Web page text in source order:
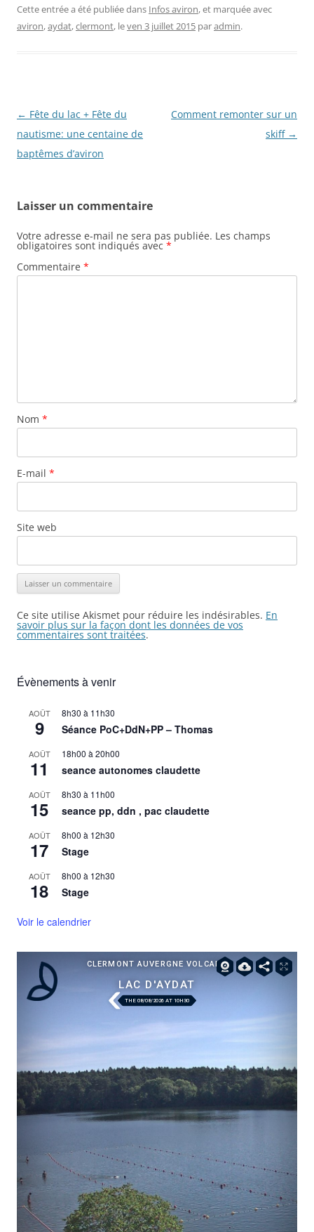
Cette entrée a été publiée dans Infos aviron, et marquée avec
aviron,aydat,clermont, leven 3 juillet 2015 paradmin.
Navigation
des
articles
← Fête du lac + Fête du
nautisme: une centaine de
baptêmes d’aviron
Comment remonter sur un
skiff →
Laisser un commentaire
Votre adresse e-mail ne sera pas publiée. Les champs
obligatoires sont indiqués avec *
Commentaire *
Nom *
E-mail *
Site web
Ce site utilise Akismet pour réduire les indésirables. En
savoir plus sur la façon dont les données de vos
commentaires sont traitées.
Évènements à venir
AOÛT
9
8h30 à 11h30
Séance PoC+DdN+PP – Thomas
AOÛT
11
18h00 à20h00
seance autonomes claudette
AOÛT
15
8h30 à 11h00
seance pp, ddn , pac claudette
AOÛT
17
8h00 à 12h30
Stage
AOÛT
18
8h00 à 12h30
Stage
Voir le calendrier